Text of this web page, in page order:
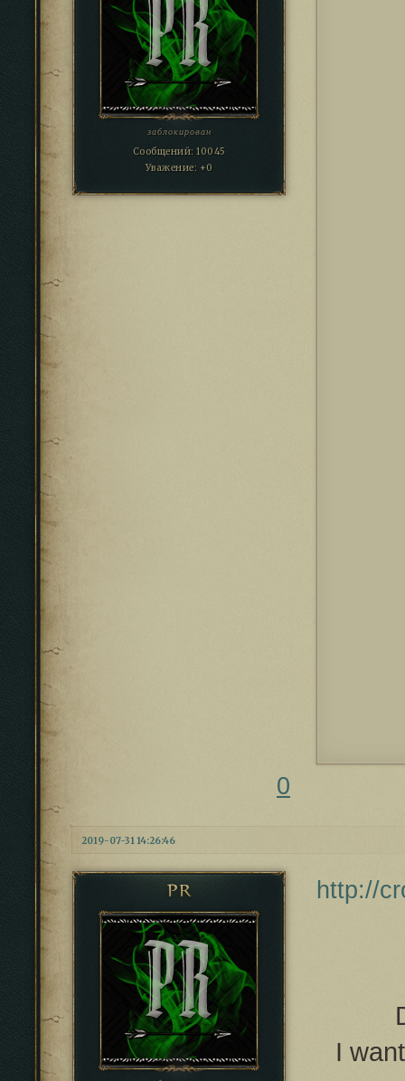
заблокирован
Сообщений: 10045
Уважение: +0
0
2019-07-31 14:26:46
PR http://
I